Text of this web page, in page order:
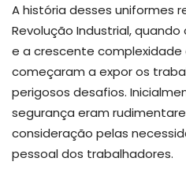
A história desses uniformes
Revolução Industrial,
e a crescente
começaram a expor os
perigosos desafios.
segurança eram
consideração pelas
pessoal dos trabalhadores.